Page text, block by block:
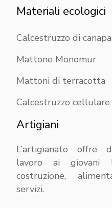
Materiali ecologici
Calcestruzzo di canapa
Mattone Monomur
Mattoni di terracotta
Calcestruzzo cellulare
Artigiani
L’artigianato offre
lavoro ai giovani
costruzione,
servizi.